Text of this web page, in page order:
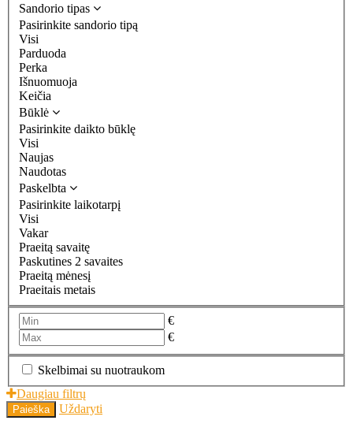
Sandorio tipas
Pasirinkite sandorio tipą
Visi
Parduoda
Perka
Išnuomuoja
Keičia
Būklė
Pasirinkite daikto būklę
Visi
Naujas
Naudotas
Paskelbta
Pasirinkite laikotarpį
Visi
Vakar
Praeitą savaitę
Paskutines 2 savaites
Praeitą mėnesį
Praeitais metais
€
€
Skelbimai su nuotraukom
Daugiau filtrų
Paieška Uždaryti